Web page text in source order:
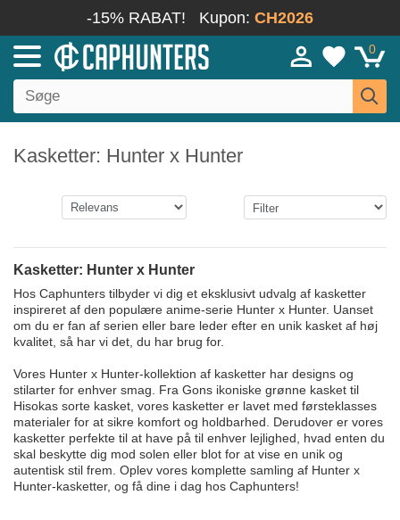
-15% RABAT! Kupon: CH2026
0
Kasketter: Hunter x Hunter
Kasketter: Hunter x Hunter
Hos Caphunters tilbyder vi dig et eksklusivt udvalg af kasketter
inspireret af den populære anime-serie Hunter x Hunter. Uanset
om du er fan af serien eller bare leder efter en unik kasket af høj
kvalitet, så har vi det, du har brug for.
Vores Hunter x Hunter-kollektion af kasketter har designs og
stilarter for enhver smag. Fra Gons ikoniske grønne kasket til
Hisokas sorte kasket, vores kasketter er lavet med førsteklasses
materialer for at sikre komfort og holdbarhed. Derudover er vores
kasketter perfekte til at have på til enhver lejlighed, hvad enten du
skal beskytte dig mod solen eller blot for at vise en unik og
autentisk stil frem. Oplev vores komplette samling af Hunter x
Hunter-kasketter, og få dine i dag hos Caphunters!